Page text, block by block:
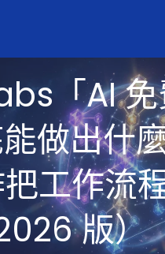
「AI
做出什
工作流
版）